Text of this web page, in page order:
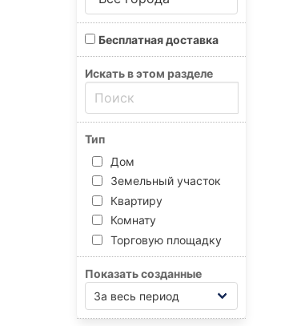
Бесплатная доставка
Искать в этом разделе
Тип
Дом
Земельный участок
Квартиру
Комнату
Торговую площадку
Показать созданные